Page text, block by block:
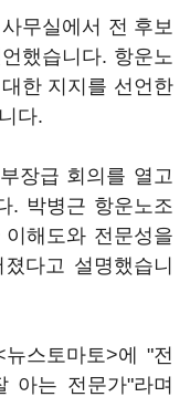
무실에서 전 후보
했습니다. 항운노
한 지지를 선언한
다.
장급 회의를 열고
. 박병근 항운노조
해도와 전문성을
다고 설명했습니
스토마토>에 "전
아는 전문가"라며